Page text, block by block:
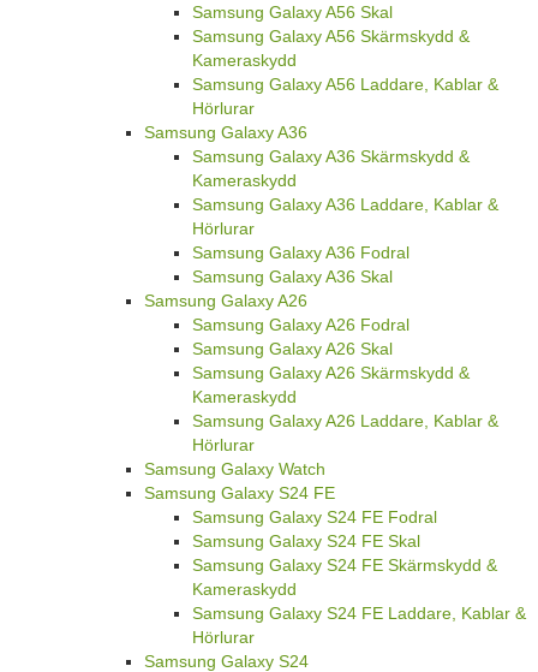
Samsung Galaxy A56 Skal
Samsung Galaxy A56 Skärmskydd &
Kameraskydd
Samsung Galaxy A56 Laddare, Kablar &
Hörlurar
Samsung Galaxy A36
Samsung Galaxy A36 Skärmskydd &
Kameraskydd
Samsung Galaxy A36 Laddare, Kablar &
Hörlurar
Samsung Galaxy A36 Fodral
Samsung Galaxy A36 Skal
Samsung Galaxy A26
Samsung Galaxy A26 Fodral
Samsung Galaxy A26 Skal
Samsung Galaxy A26 Skärmskydd &
Kameraskydd
Samsung Galaxy A26 Laddare, Kablar &
Hörlurar
Samsung Galaxy Watch
Samsung Galaxy S24 FE
Samsung Galaxy S24 FE Fodral
Samsung Galaxy S24 FE Skal
Samsung Galaxy S24 FE Skärmskydd &
Kameraskydd
Samsung Galaxy S24 FE Laddare, Kablar &
Hörlurar
Samsung Galaxy S24